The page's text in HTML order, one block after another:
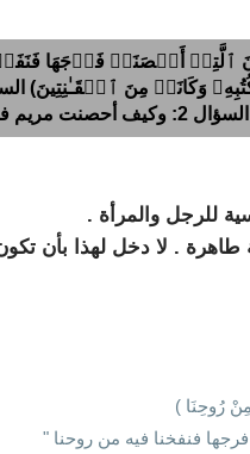
أَحۡصَنَتۡ فَرۡجَهَا فَنَفَخۡنَا
مريم فرجها؟
رُوحِنَا )
فنفخنا فيه من روحنا "